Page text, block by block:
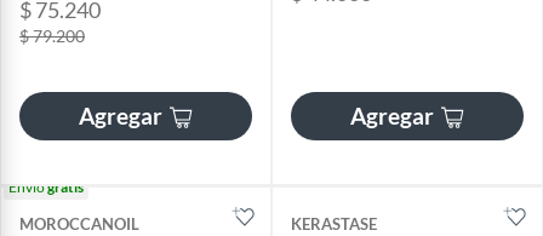
$ 75.240
$ 79.200
Agregar Agregar
Envíogratis
MOROCCANOIL KERASTASE